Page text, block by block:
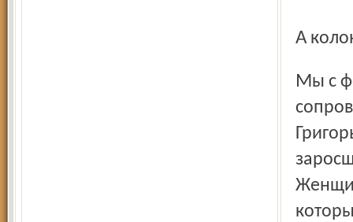
А
Мы с фотокором Вячеславом Юрасовым в